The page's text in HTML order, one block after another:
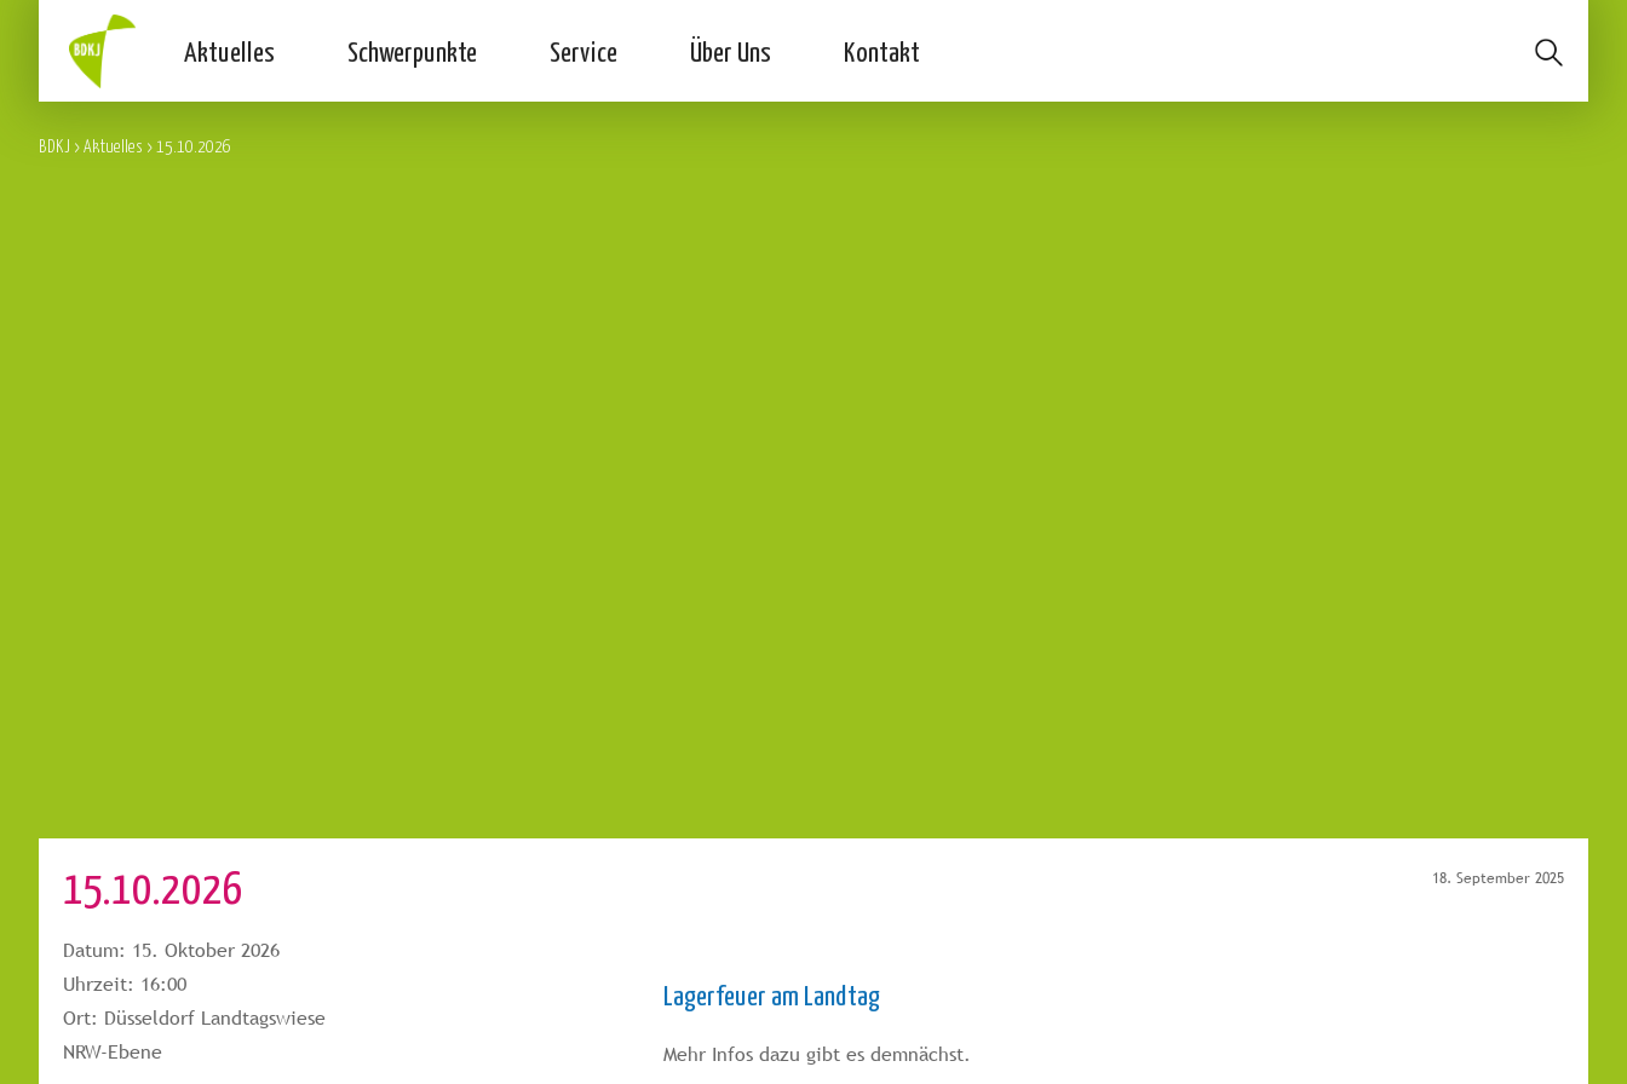
Aktuelles Schwerpunkte Service Über Uns Kontakt
BDKJ >Aktuelles > 15.10.2026
15.10.2026 18. September 2025
Datum: 15. Oktober 2026
Uhrzeit: 16:00
Ort: Düsseldorf Landtagswiese
NRW-Ebene
Lagerfeuer am Landtag
Mehr Infos dazu gibt es demnächst.